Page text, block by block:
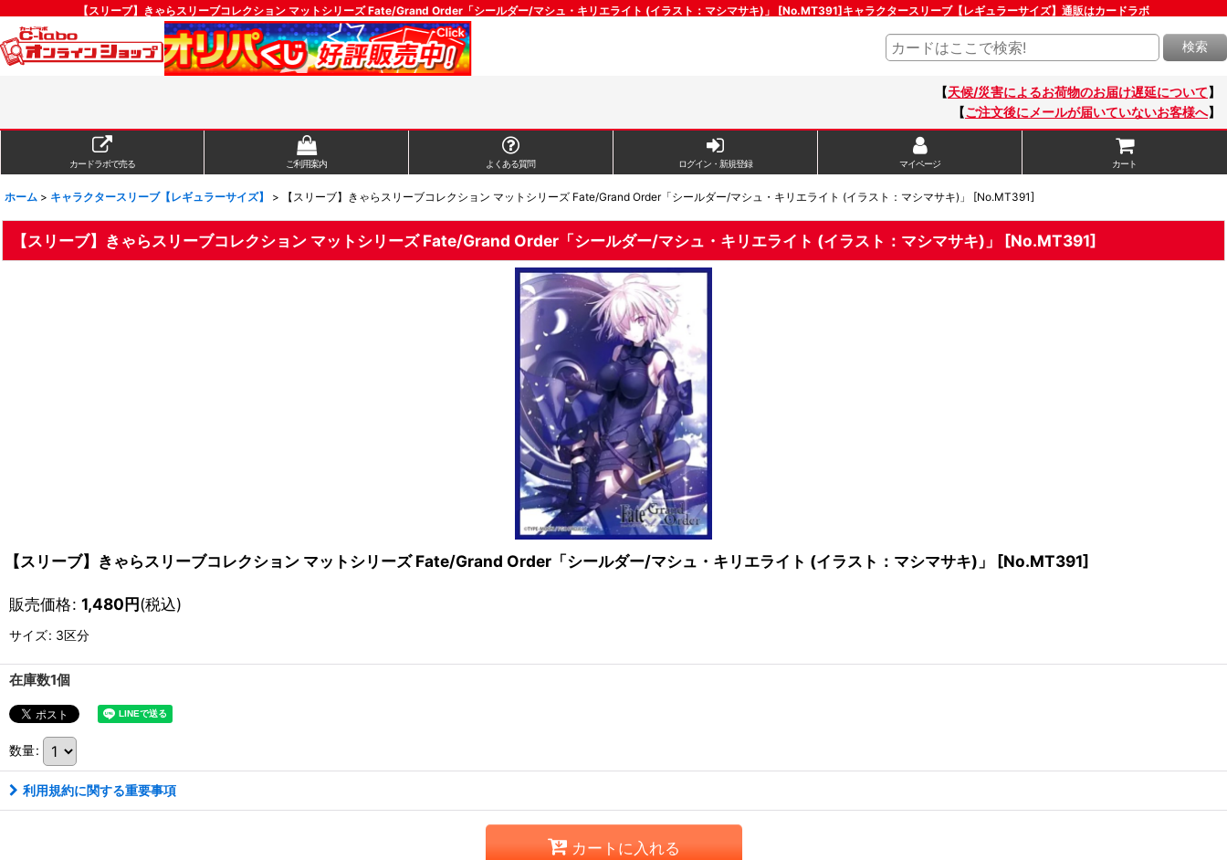
【スリーブ】きゃらスリーブコレクション マットシリーズ Fate/Grand Order「シールダー/マシュ・キリエライト (イラスト：マシマサキ)」 [No.MT391]キャラクタースリーブ【レギュラーサイズ】通販はカードラボ
検索
【天候/災害によるお荷物のお届け遅延について】
【ご注文後にメールが届いていないお客様へ】
カードラボで売る ご利用案内 よくある質問 ログイン・新規登録 マイページ カート
ホーム > キャラクタースリーブ【レギュラーサイズ】 > 【スリーブ】きゃらスリーブコレクション マットシリーズ Fate/Grand Order「シールダー/マシュ・キリエライト (イラスト：マシマサキ)」 [No.MT391]
【スリーブ】きゃらスリーブコレクション マットシリーズ Fate/Grand Order「シールダー/マシュ・キリエライト (イラスト：マシマサキ)」 [No.MT391]
【スリーブ】きゃらスリーブコレクション マットシリーズ Fate/Grand Order「シールダー/マシュ・キリエライト (イラスト：マシマサキ)」 [No.MT391]
販売価格: 1,480円(税込)
サイズ: 3区分
在庫数1個
数量:
利用規約に関する重要事項
カートに入れる